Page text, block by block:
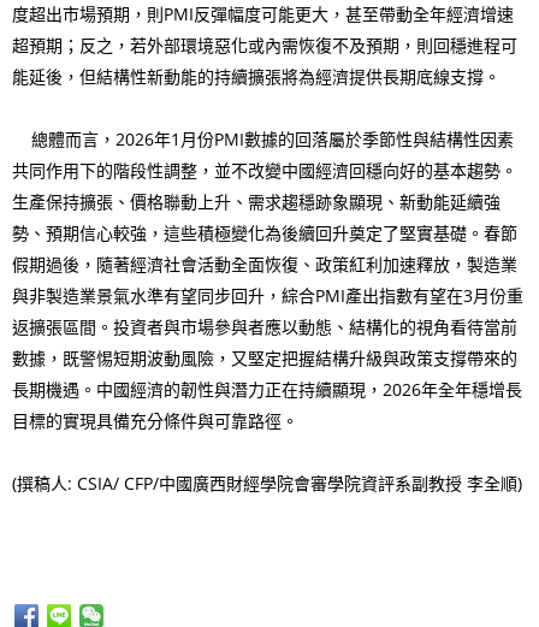
度超出市場預期，則PMI反彈幅度可能更大，甚至帶動全年經濟增速
超預期；反之，若外部環境惡化或內需恢復不及預期，則回穩進程可
能延後，但結構性新動能的持續擴張將為經濟提供長期底線支撐。
總體而言，2026年1月份PMI數據的回落屬於季節性與結構性因素
共同作用下的階段性調整，並不改變中國經濟回穩向好的基本趨勢。
生產保持擴張、價格聯動上升、需求趨穩跡象顯現、新動能延續強
勢、預期信心較強，這些積極變化為後續回升奠定了堅實基礎。春節
假期過後，隨著經濟社會活動全面恢復、政策紅利加速釋放，製造業
與非製造業景氣水準有望同步回升，綜合PMI產出指數有望在3月份重
返擴張區間。投資者與市場參與者應以動態、結構化的視角看待當前
數據，既警惕短期波動風險，又堅定把握結構升級與政策支撐帶來的
長期機遇。中國經濟的韌性與潛力正在持續顯現，2026年全年穩增長
目標的實現具備充分條件與可靠路徑。
(撰稿人: CSIA/ CFP/中國廣西財經學院會審學院資評系副教授 李全順)